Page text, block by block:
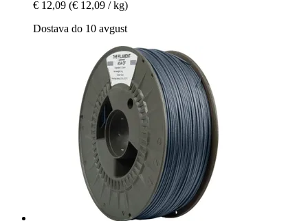
€ 12,09 (€ 12,09 / kg)
Dostava do 10 avgust